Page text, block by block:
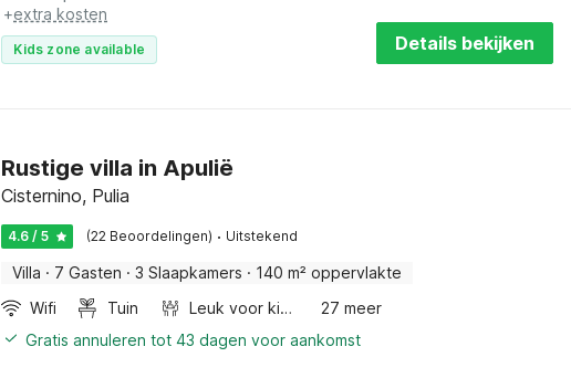
+extra kosten
Kids zone available Details bekijken
Rustige villa in Apulië
Cisternino, Pulia
4.6 / 5 (22 Beoordelingen) · Uitstekend
Villa · 7 Gasten · 3 Slaapkamers · 140 m² oppervlakte
Wifi
Tuin Leuk voor kinderen
27 meer
Gratis annuleren tot 43 dagen voor aankomst